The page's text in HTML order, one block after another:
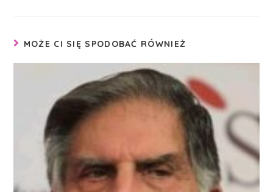
MOŻE CI SIĘ SPODOBAĆ RÓWNIEŻ